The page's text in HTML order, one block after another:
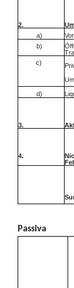
2.
a)
b)
c)
d)
3.
4.
Passiva